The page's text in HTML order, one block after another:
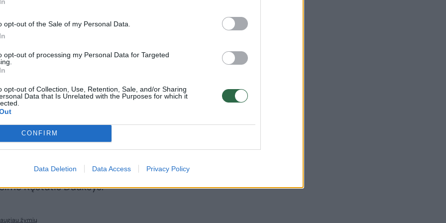
opt-out of the Sale of my Personal Data.
opt-out of processing my Personal Data for Targeted
opt-out of Collection, Use, Retention, Sale, and/or Sharing
Data that Is Unrelated with the Purposes for which it
CONFIRM
Data Deletion Data Access Privacy Policy
į verslo interesus.
senąjį kodeksą
įstatymą laikyti nepriimtu – tam reikia
atveju liktų galioti senasis Darbo
būtų paliekama naujajam Seimui.
išeitis tarp tų, kurie laikosi pozicijos,
bet kodeksas su prezidentės
galiojantis. Tokį variantą realiausiu
Kęstutis Daukšys.
žymių